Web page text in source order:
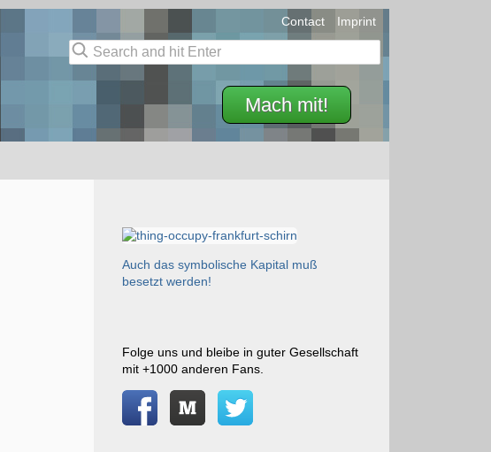
Mach mit!
Contact Imprint
Auch das symbolische Kapital muß
besetzt werden!
Folge uns und bleibe in guter Gesellschaft
mit +1000 anderen Fans.